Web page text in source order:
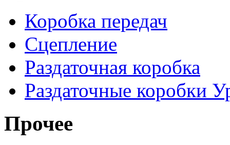
Коробка передач
Сцепление
Раздаточная коробка
Раздаточные коробки
Прочее